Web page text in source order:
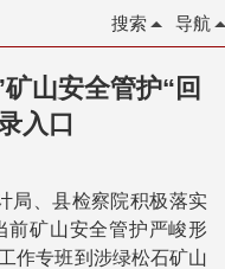
导航
搜索
山安全管护“回
入口
局、县检察院积极落实
前矿山安全管护严峻形
作专班到涉绿松石矿山